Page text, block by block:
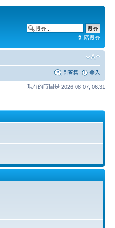
進階搜尋
問答集 登入
現在的時間是 2026-08-07, 06:31